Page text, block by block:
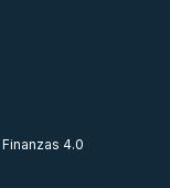
Finanzas 4.0